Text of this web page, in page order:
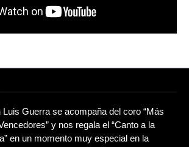
Luis Guerra se acompaña del coro “Más
y nos regala el “Canto a la
en un momento muy especial en la